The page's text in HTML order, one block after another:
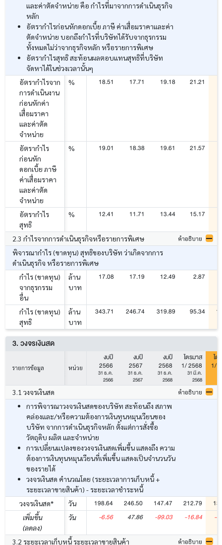
และค่าตัดจำหน่าย คือ กำไรที่มาจากการดำเนินธุรกิจ
หลัก
อัตรากำไรก่อนหักดอกเบี้ย ภาษี ค่าเสื่อมราคาและค่า
ตัดจำหน่าย บอกถึงกำไรที่บริษัทได้รับจากธุรกรรม
ทั้งหมดไม่ว่าจากธุรกิจหลัก หรือรายการพิเศษ
อัตรากำไรสุทธิ สะท้อนผลตอบแทนสุทธิที่บริษัท
จัดหาได้ในช่วงเวลานั้นๆ
อัตรากำไรจาก
การดำเนินงาน
ก่อนหักค่า
เสื่อมราคา
และค่าตัด
จำหน่าย
% 18.51 17.71 19.18 21.21
อัตรากำไร
ก่อนหัก
ดอกเบี้ย ภาษี
ค่าเสื่อมราคา
และค่าตัด
จำหน่าย
% 19.01 18.38 19.61 21.57
อัตรากำไร
สุทธิ
% 12.41 11.71 13.44 15.17
2.3 กำไรจากการดำเนินธุรกิจหรือรายการพิเศษ คำอธิบาย
พิจารณากำไร (ขาดทุน) สุทธิของบริษัท ว่าเกิดจากการ
ดำเนินธุรกิจ หรือรายการพิเศษ
กำไร (ขาดทุน)
จากธุรกรรม
อื่น
ล้าน
บาท
17.08 17.19 12.49 2.87
กำไร (ขาดทุน)
สุทธิ
ล้าน
บาท
343.71 246.74 319.89 95.34
3. วงจรเงินสด
รายการข้อมูล หน่วย
งบปี
2566
31 ธ.ค.
2566
งบปี
2567
31 ธ.ค.
2567
งบปี
2568
31 ธ.ค.
2568
ไตรมาส
1/ 2568
31 มี.ค.
2568
ไต
1/
3.1 วงจรเงินสด คำอธิบาย
การพิจารณาวงจรเงินสดของบริษัท สะท้อนถึง สภาพ
คล่องและ/หรือความต้องการเงินทุนหมุนเวียนของ
บริษัท จากการดำเนินธุรกิจหลัก ตั้งแต่การสั่งซื้อ
วัตถุดิบ ผลิต และจำหน่าย
การเปลี่ยนแปลงของวงจรเงินสดเพิ่มขึ้น แสดงถึง ความ
ต้องการเงินทุนหมุนเวียนที่เพิ่มขึ้น แสดงเป็นจำนวนวัน
ของรายได้
วงจรเงินสด คำนวณโดย (ระยะเวลาการเก็บหนี้ +
ระยะเวลาขายสินค้า) - ระยะเวลาชำระหนี้
วงจรเงินสด*
วัน 198.64 246.50 147.47 212.79
เพิ่มขึ้น
(ลดลง)
วัน -6.56 47.86 -99.03 -16.84 -
3.2 ระยะเวลาเก็บหนี้ ระยะเวลาขายสินค้า คำอธิบาย